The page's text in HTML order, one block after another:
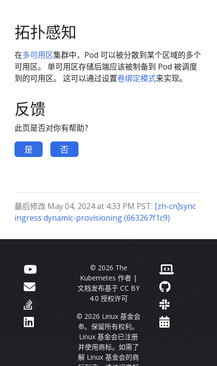
拓扑感知
在多可用区集群中，Pod 可以被分散到某个区域的多个
可用区。 单可用区存储后端应该被制备到 Pod 被调度
到的可用区。 这可以通过设置卷绑定模式来实现。
反馈
此页是否对你有帮助？
是 否
最后修改 May 04, 2024 at 4:33 PM PST: [zh-cn]sync
ingress dynamic-provisioning (663267f1c9)
© 2026 The
Kubernetes 作者 |
文档发布基于 CC BY
4.0 授权许可
© 2026 Linux 基金会
®。保留所有权利。
Linux 基金会已注册
并使用商标。如需了
解 Linux 基金会的商